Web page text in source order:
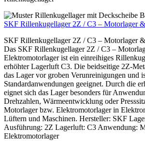
SKF Rillenkugellager 2Z / C3 – Motorlager
SKF Rillenkugellager 2Z / C3 – Motorlager
Das SKF Rillenkugellager 2Z / C3 –
Elektromotorlager ist ein einreihiges
erhöhter Lagerluft C3. Die beidseitige 2Z-
das Lager vor groben Verunreinigungen und
Standardanwendungen geeignet. Durch die
eignet sich das Lager besonders für
Drehzahlen, Wärmeentwicklung oder
Motorlager bzw. Elektromotorlager in
Lüftern und Maschinen. Hersteller: SKF
Ausführung: 2Z Lagerluft: C3 Anwendung:
Elektromotorlager